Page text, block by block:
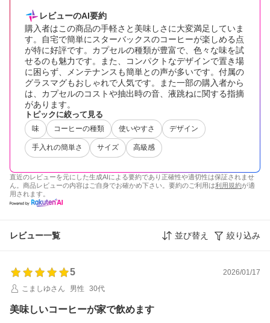
レビューのAI要約
購入者はこの商品の手軽さと美味しさに大変満足していま
す。自宅で簡単にスターバックスのコーヒーが楽しめる点
が特に好評です。カプセルの種類が豊富で、色々な味を試
せるのも魅力です。また、コンパクトなデザインで置き場
に困らず、メンテナンスも簡単との声が多いです。付属の
グラスマグもおしゃれで人気です。また一部の購入者から
は、カプセルのコストや抽出時の音、液跳ねに関する指摘
があります。
トピックに絞って見る
味 コーヒーの種類 使いやすさ デザイン
手入れの簡単さ サイズ 高級感
直近のレビューを元にした生成AIによる要約であり正確性や適切性は保証されませ
ん。商品レビューの内容はご自身でお確かめ下さい。要約のご利用は利用規約が適
用されます。
レビュー一覧 並び替え 絞り込み
5
2026/01/17
こましゆさん
男性 30代
美味しいコーヒーが家で飲めます